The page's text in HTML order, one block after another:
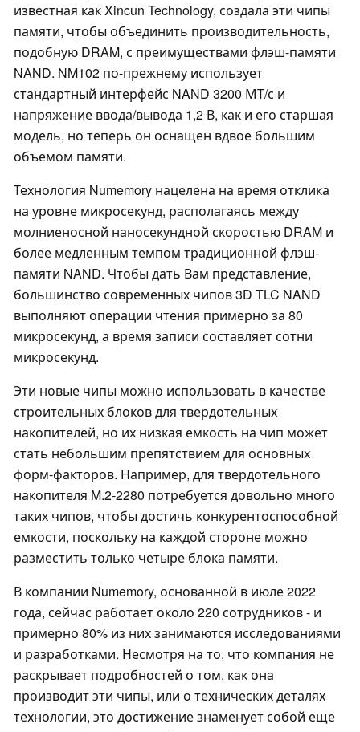
известная как Xincun Technology, создала эти чипы
памяти, чтобы объединить производительность,
подобную DRAM, с преимуществами флэш-памяти
NAND. NM102 по-прежнему использует
стандартный интерфейс NAND 3200 МТ/с и
напряжение ввода/вывода 1,2 В, как и его старшая
модель, но теперь он оснащен вдвое большим
объемом памяти.
Технология Numemory нацелена на время отклика
на уровне микросекунд, располагаясь между
молниеносной наносекундной скоростью DRAM и
более медленным темпом традиционной флэш-
памяти NAND. Чтобы дать Вам представление,
большинство современных чипов 3D TLC NAND
выполняют операции чтения примерно за 80
микросекунд, а время записи составляет сотни
микросекунд.
Эти новые чипы можно использовать в качестве
строительных блоков для твердотельных
накопителей, но их низкая емкость на чип может
стать небольшим препятствием для основных
форм-факторов. Например, для твердотельного
накопителя M.2-2280 потребуется довольно много
таких чипов, чтобы достичь конкурентоспособной
емкости, поскольку на каждой стороне можно
разместить только четыре блока памяти.
В компании Numemory, основанной в июле 2022
года, сейчас работает около 220 сотрудников - и
примерно 80% из них занимаются исследованиями
и разработками. Несмотря на то, что компания не
раскрывает подробностей о том, как она
производит эти чипы, или о технических деталях
технологии, это достижение знаменует собой еще